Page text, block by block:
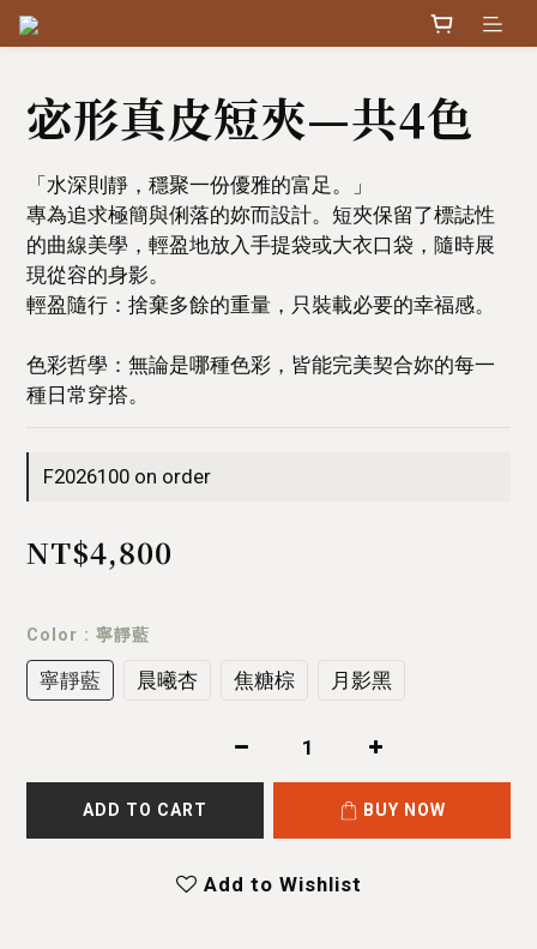
宓形真皮短夾—共4色
「水深則靜，穩聚一份優雅的富足。」
專為追求極簡與俐落的妳而設計。短夾保留了標誌性
的曲線美學，輕盈地放入手提袋或大衣口袋，隨時展
現從容的身影。
輕盈隨行：捨棄多餘的重量，只裝載必要的幸福感。
色彩哲學：無論是哪種色彩，皆能完美契合妳的每一
種日常穿搭。
F2026100 on order
NT$4,800
Color : 寧靜藍
寧靜藍 晨曦杏 焦糖棕 月影黑
ADD TO CART BUY NOW
Add to Wishlist